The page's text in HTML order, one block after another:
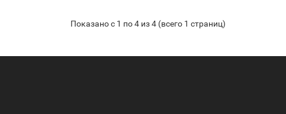
Показано с 1 по 4 из 4 (всего 1 страниц)